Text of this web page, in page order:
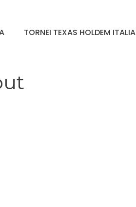
TORNEI TEXAS HOLDEM ITALIA